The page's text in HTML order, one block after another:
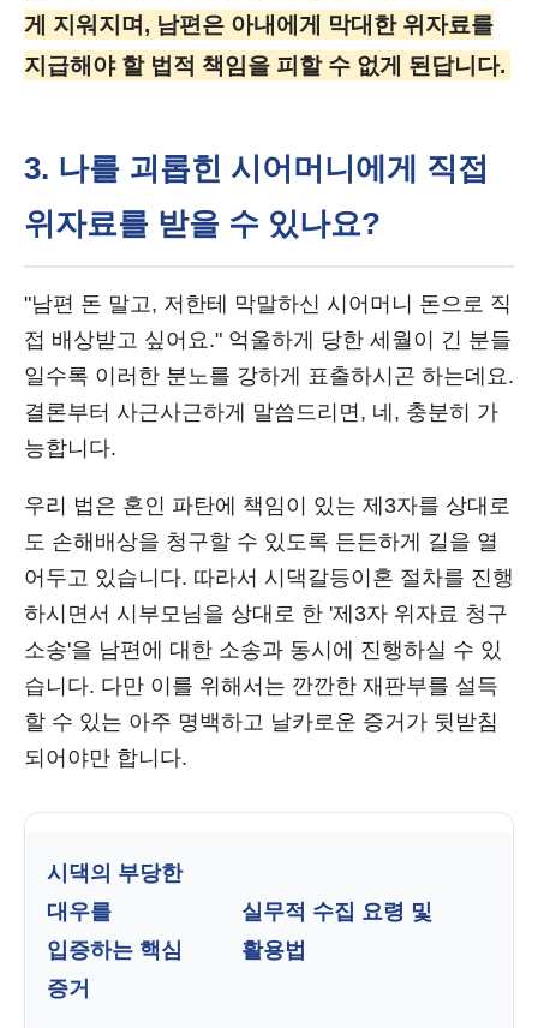
게 지워지며, 남편은 아내에게 막대한 위자료를
지급해야 할 법적 책임을 피할 수 없게 된답니다.
3. 나를 괴롭힌 시어머니에게 직접
위자료를 받을 수 있나요?
"남편 돈 말고, 저한테 막말하신 시어머니 돈으로 직
접 배상받고 싶어요." 억울하게 당한 세월이 긴 분들
일수록 이러한 분노를 강하게 표출하시곤 하는데요.
결론부터 사근사근하게 말씀드리면, 네, 충분히 가
능합니다.
우리 법은 혼인 파탄에 책임이 있는 제3자를 상대로
도 손해배상을 청구할 수 있도록 든든하게 길을 열
어두고 있습니다. 따라서 시댁갈등이혼 절차를 진행
하시면서 시부모님을 상대로 한 '제3자 위자료 청구
소송'을 남편에 대한 소송과 동시에 진행하실 수 있
습니다. 다만 이를 위해서는 깐깐한 재판부를 설득
할 수 있는 아주 명백하고 날카로운 증거가 뒷받침
되어야만 합니다.
시댁의 부당한
대우를
입증하는 핵심
증거
실무적 수집 요령 및
활용법